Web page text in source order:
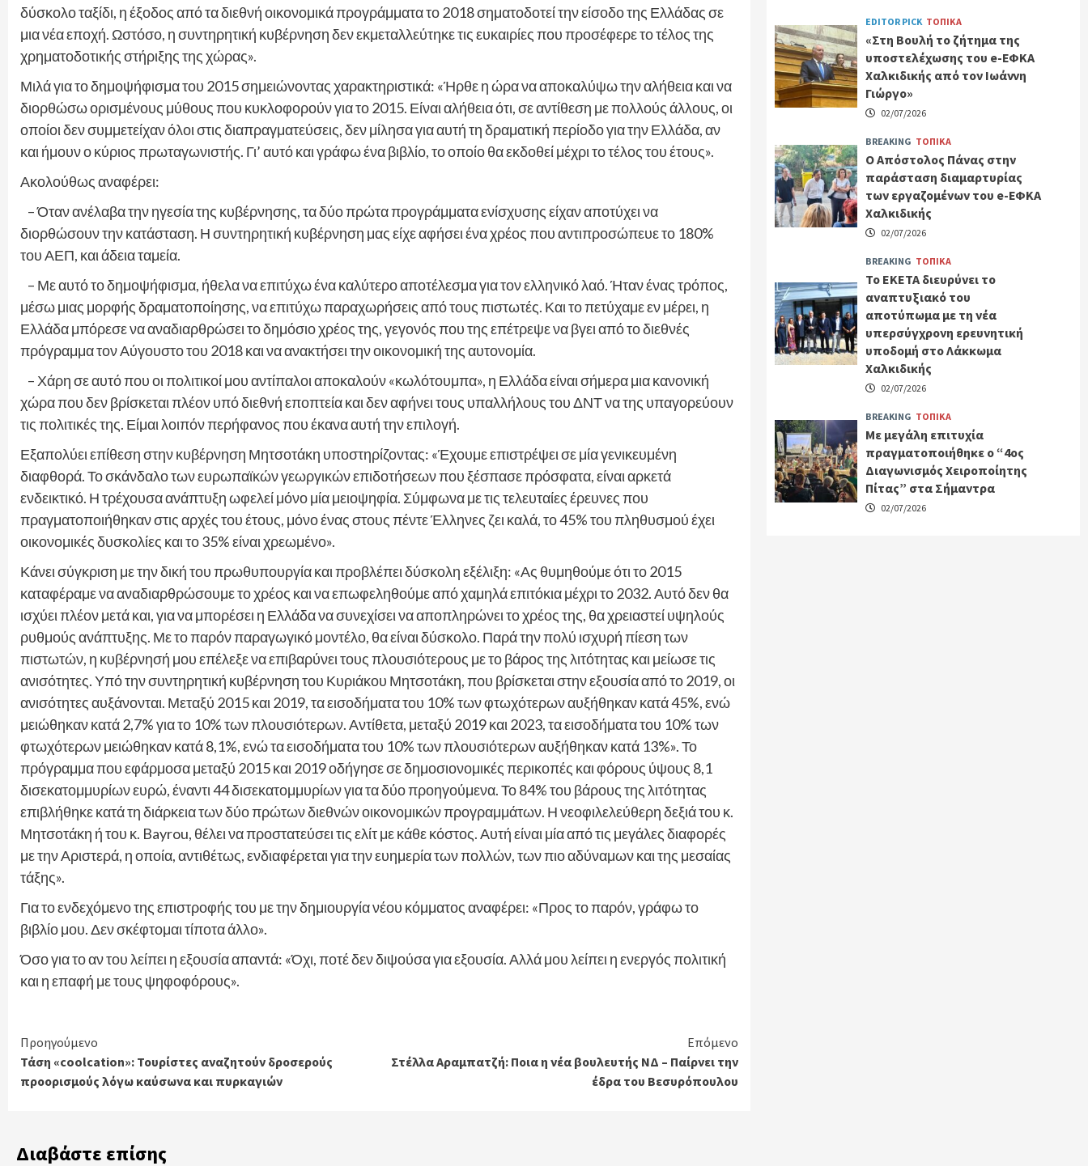
δύσκολο ταξίδι, η έξοδος από τα διεθνή οικονομικά προγράμματα το 2018 σηματοδοτεί την είσοδο της Ελλάδας σε
μια νέα εποχή. Ωστόσο, η συντηρητική κυβέρνηση δεν εκμεταλλεύτηκε τις ευκαιρίες που προσέφερε το τέλος της
χρηματοδοτικής στήριξης της χώρας».
Μιλά για το δημοψήφισμα του 2015 σημειώνοντας χαρακτηριστικά: «Ήρθε η ώρα να αποκαλύψω την αλήθεια και να
διορθώσω ορισμένους μύθους που κυκλοφορούν για το 2015. Είναι αλήθεια ότι, σε αντίθεση με πολλούς άλλους, οι
οποίοι δεν συμμετείχαν όλοι στις διαπραγματεύσεις, δεν μίλησα για αυτή τη δραματική περίοδο για την Ελλάδα, αν
και ήμουν ο κύριος πρωταγωνιστής. Γι’ αυτό και γράφω ένα βιβλίο, το οποίο θα εκδοθεί μέχρι το τέλος του έτους».
Ακολούθως αναφέρει:
– Όταν ανέλαβα την ηγεσία της κυβέρνησης, τα δύο πρώτα προγράμματα ενίσχυσης είχαν αποτύχει να
διορθώσουν την κατάσταση. Η συντηρητική κυβέρνηση μας είχε αφήσει ένα χρέος που αντιπροσώπευε το 180%
του ΑΕΠ, και άδεια ταμεία.
– Με αυτό το δημοψήφισμα, ήθελα να επιτύχω ένα καλύτερο αποτέλεσμα για τον ελληνικό λαό. Ήταν ένας τρόπος,
μέσω μιας μορφής δραματοποίησης, να επιτύχω παραχωρήσεις από τους πιστωτές. Και το πετύχαμε εν μέρει, η
Ελλάδα μπόρεσε να αναδιαρθρώσει το δημόσιο χρέος της, γεγονός που της επέτρεψε να βγει από το διεθνές
πρόγραμμα τον Αύγουστο του 2018 και να ανακτήσει την οικονομική της αυτονομία.
– Χάρη σε αυτό που οι πολιτικοί μου αντίπαλοι αποκαλούν «κωλότουμπα», η Ελλάδα είναι σήμερα μια κανονική
χώρα που δεν βρίσκεται πλέον υπό διεθνή εποπτεία και δεν αφήνει τους υπαλλήλους του ΔΝΤ να της υπαγορεύουν
τις πολιτικές της. Είμαι λοιπόν περήφανος που έκανα αυτή την επιλογή.
Εξαπολύει επίθεση στην κυβέρνηση Μητσοτάκη υποστηρίζοντας: «Έχουμε επιστρέψει σε μία γενικευμένη
διαφθορά. Το σκάνδαλο των ευρωπαϊκών γεωργικών επιδοτήσεων που ξέσπασε πρόσφατα, είναι αρκετά
ενδεικτικό. Η τρέχουσα ανάπτυξη ωφελεί μόνο μία μειοψηφία. Σύμφωνα με τις τελευταίες έρευνες που
πραγματοποιήθηκαν στις αρχές του έτους, μόνο ένας στους πέντε Έλληνες ζει καλά, το 45% του πληθυσμού έχει
οικονομικές δυσκολίες και το 35% είναι χρεωμένο».
Κάνει σύγκριση με την δική του πρωθυπουργία και προβλέπει δύσκολη εξέλιξη: «Ας θυμηθούμε ότι το 2015
καταφέραμε να αναδιαρθρώσουμε το χρέος και να επωφεληθούμε από χαμηλά επιτόκια μέχρι το 2032. Αυτό δεν θα
ισχύει πλέον μετά και, για να μπορέσει η Ελλάδα να συνεχίσει να αποπληρώνει το χρέος της, θα χρειαστεί υψηλούς
ρυθμούς ανάπτυξης. Με το παρόν παραγωγικό μοντέλο, θα είναι δύσκολο. Παρά την πολύ ισχυρή πίεση των
πιστωτών, η κυβέρνησή μου επέλεξε να επιβαρύνει τους πλουσιότερους με το βάρος της λιτότητας και μείωσε τις
ανισότητες. Υπό την συντηρητική κυβέρνηση του Κυριάκου Μητσοτάκη, που βρίσκεται στην εξουσία από το 2019, οι
ανισότητες αυξάνονται. Μεταξύ 2015 και 2019, τα εισοδήματα του 10% των φτωχότερων αυξήθηκαν κατά 45%, ενώ
μειώθηκαν κατά 2,7% για το 10% των πλουσιότερων. Αντίθετα, μεταξύ 2019 και 2023, τα εισοδήματα του 10% των
φτωχότερων μειώθηκαν κατά 8,1%, ενώ τα εισοδήματα του 10% των πλουσιότερων αυξήθηκαν κατά 13%». Το
πρόγραμμα που εφάρμοσα μεταξύ 2015 και 2019 οδήγησε σε δημοσιονομικές περικοπές και φόρους ύψους 8,1
δισεκατομμυρίων ευρώ, έναντι 44 δισεκατομμυρίων για τα δύο προηγούμενα. Το 84% του βάρους της λιτότητας
επιβλήθηκε κατά τη διάρκεια των δύο πρώτων διεθνών οικονομικών προγραμμάτων. Η νεοφιλελεύθερη δεξιά του κ.
Μητσοτάκη ή του κ. Bayrou, θέλει να προστατεύσει τις ελίτ με κάθε κόστος. Αυτή είναι μία από τις μεγάλες διαφορές
με την Αριστερά, η οποία, αντιθέτως, ενδιαφέρεται για την ευημερία των πολλών, των πιο αδύναμων και της μεσαίας
τάξης».
Για το ενδεχόμενο της επιστροφής του με την δημιουργία νέου κόμματος αναφέρει: «Προς το παρόν, γράφω το
βιβλίο μου. Δεν σκέφτομαι τίποτα άλλο».
Όσο για το αν του λείπει η εξουσία απαντά: «Όχι, ποτέ δεν διψούσα για εξουσία. Αλλά μου λείπει η ενεργός πολιτική
και η επαφή με τους ψηφοφόρους».
Continue
Reading
Προηγούμενο
Τάση «coolcation»: Τουρίστες αναζητούν δροσερούς
προορισμούς λόγω καύσωνα και πυρκαγιών
Επόμενο
Στέλλα Αραμπατζή: Ποια η νέα βουλευτής ΝΔ – Παίρνει την
έδρα του Βεσυρόπουλου
Διαβάστε επίσης
EDITOR PICK ΤΟΠΙΚΑ
«Στη Βουλή το ζήτημα της
υποστελέχωσης του e-ΕΦΚΑ
Χαλκιδικής από τον Ιωάννη
Γιώργο»
02/07/2026
BREAKING ΤΟΠΙΚΑ
Ο Απόστολος Πάνας στην
παράσταση διαμαρτυρίας
των εργαζομένων του e-ΕΦΚΑ
Χαλκιδικής
02/07/2026
BREAKING ΤΟΠΙΚΑ
Το ΕΚΕΤΑ διευρύνει το
αναπτυξιακό του
αποτύπωμα με τη νέα
υπερσύγχρονη ερευνητική
υποδομή στο Λάκκωμα
Χαλκιδικής
02/07/2026
BREAKING ΤΟΠΙΚΑ
Με μεγάλη επιτυχία
πραγματοποιήθηκε ο “4ος
Διαγωνισμός Χειροποίητης
Πίτας” στα Σήμαντρα
02/07/2026